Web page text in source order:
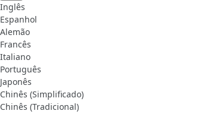
Inglês
Espanhol
Alemão
Francês
Italiano
Português
Japonês
Chinês (Simplificado)
Chinês (Tradicional)